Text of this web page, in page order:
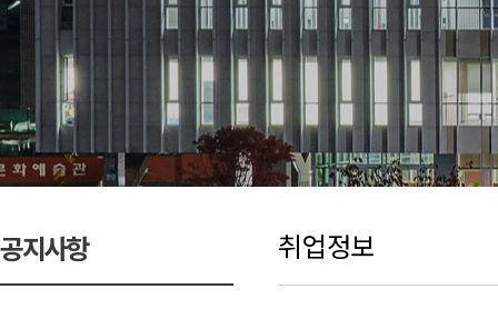
공지사항 취업정보